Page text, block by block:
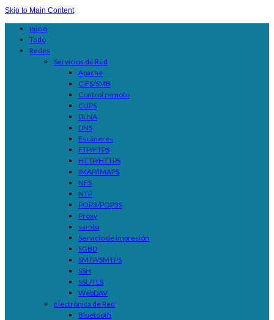
Skip to Main Content
Inicio
Todo
Redes
Servicios de Red
Apache
CIFS/SMB
Control remoto
CUPS
DLNA
DNS
Escáneres
FTP/FTPS
HTTP/HTTPS
IMAP/IMAPS
NFS
NTP
POP3/POP3S
Proxy
samba
Servicio de impresión
SGBD
SMTP/SMTPS
SSH
SSL/TLS
WebDAV
Electrónica de Red
Bluetooth